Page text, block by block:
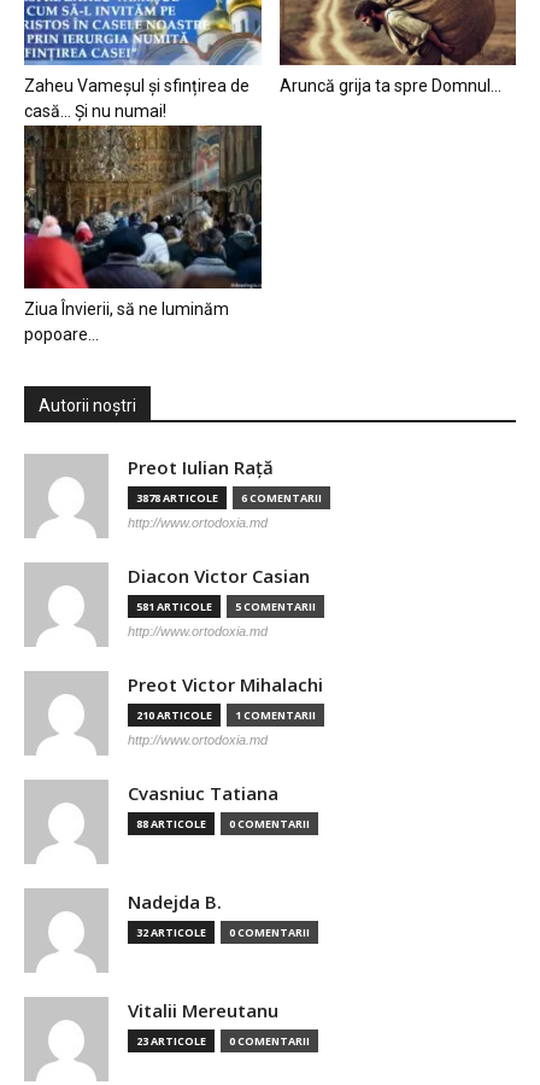
Zaheu Vameșul și sfințirea de
casă… Și nu numai!
Aruncă grija ta spre Domnul…
Ziua Învierii, să ne luminăm
popoare…
Autorii noștri
Preot Iulian Raţă
3878 ARTICOLE 6 COMENTARII
http://www.ortodoxia.md
Diacon Victor Casian
581 ARTICOLE 5 COMENTARII
http://www.ortodoxia.md
Preot Victor Mihalachi
210 ARTICOLE 1 COMENTARII
http://www.ortodoxia.md
Cvasniuc Tatiana
88 ARTICOLE 0 COMENTARII
Nadejda B.
32 ARTICOLE 0 COMENTARII
Vitalii Mereutanu
23 ARTICOLE 0 COMENTARII